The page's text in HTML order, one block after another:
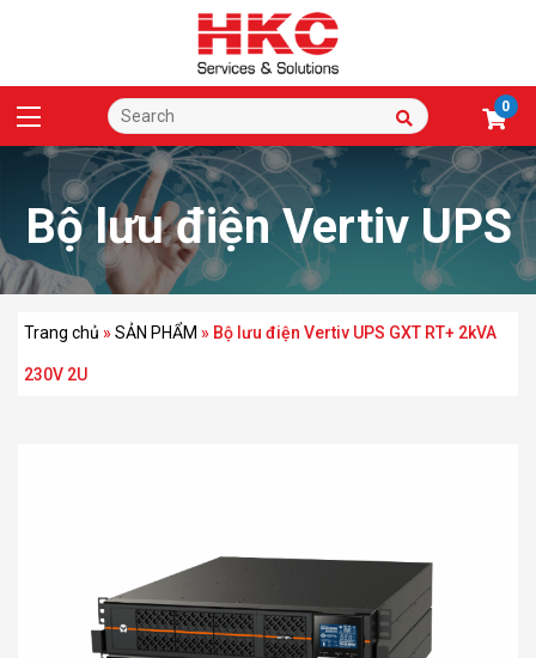
0
Bộ lưu điện Vertiv UPS
GXT RT+ 2kVA 230V
Trang chủ »SẢN PHẨM » Bộ lưu điện Vertiv UPS GXT RT+ 2kVA
230V 2U